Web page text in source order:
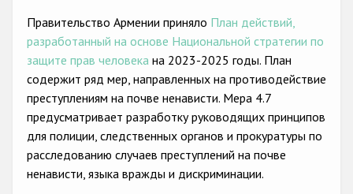
Организации гражданского общества
Правительство Армении приняло План действий,
разработанный на основе Национальной стратегии по
защите прав человека на 2023-2025 годы. План
содержит ряд мер, направленных на противодействие
преступлениям на почве ненависти. Мера 4.7
предусматривает разработку руководящих принципов
для полиции, следственных органов и прокуратуры по
расследованию случаев преступлений на почве
ненависти, языка вражды и дискриминации.